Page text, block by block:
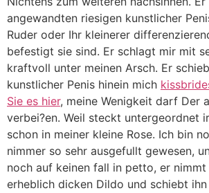
angewandten riesigen kunstlicher
Ruder oder Ihr kleinerer
befestigt sie sind. Er schlagt mir mit
kraftvoll unter meinen Arsch. Er
kunstlicher Penis hinein mich
Sie es hier, meine Wenigkeit darf Der
verbei?en. Weil steckt untergeordnet
schon in meiner kleine Rose. Ich bin
nimmer so sehr ausgefullt gewesen,
noch auf keinen fall in petto, er nimmt
erheblich dicken Dildo und schiebt